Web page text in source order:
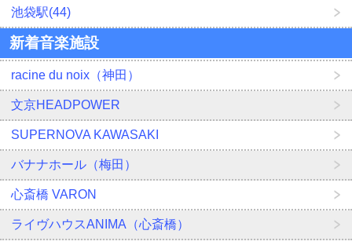
池袋駅(44)
新着音楽施設
racine du noix（神田）
文京HEADPOWER
SUPERNOVA KAWASAKI
バナナホール（梅田）
心斎橋 VARON
ライヴハウスANIMA（心斎橋）